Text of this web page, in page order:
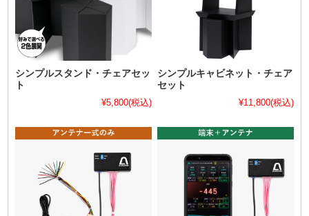
シンプルスタンド・チェアセッ
ト
¥5,800(税込)
シンプルキャビネット・チェア
セット
¥11,800(税込)